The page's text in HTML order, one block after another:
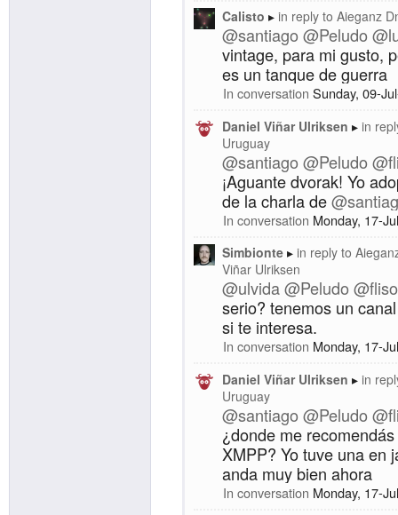
Calisto in reply to Aieganz
@santiago@Peludo
vintage, para mi gusto,
es un tanque de guerra
In conversation Sunday, 09-
Daniel Viñar Ulriksen
in
Uruguay
@santiago@Peludo
¡Aguante dvorak! Yo
de la charla de
In conversation Monday, 17-
Simbionte in reply to
Viñar Ulriksen
@ulvida@Peludo
serio? tenemos un
si te interesa.
In conversation Monday, 17-
Daniel Viñar Ulriksen
in
Uruguay
@santiago@Peludo
¿donde me
XMPP? Yo tuve una en
anda muy bien ahora
In conversation Monday, 17-